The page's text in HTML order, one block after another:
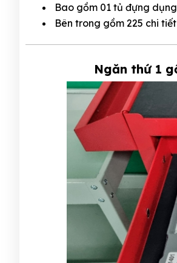
Bao gồm 01 tủ đựng
Bên trong gồm 225 chi
Ngăn thứ 1